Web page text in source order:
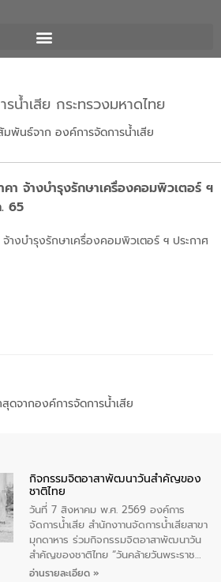
น้ำเสีย กระทรวงมหาดไทย
มพันธ์จาก องค์การจัดการน้ำเสีย
คา จ้างบำรุงรักษาเครื่องคอมพิวเตอร์ ฯ
65
จ้างบำรุงรักษาเครื่องคอมพิวเตอร์ ฯ ประกาศ
สุดจากองค์การจัดการน้ำเสีย
กิจกรรมจิตอาสาพัฒนาวันสําคัญของ
ชาติไทย
วันที่ 7 สิงหาคม พ.ศ. 2569 องค์การ
จัดการน้ำเสีย สำนักงาานจัดการน้ำเสียสาขา
มุกดาหาร ร่วมกิจกรรมจิตอาสาพัฒนาวัน
สําคัญของชาติไทย “วันคล้ายวันพระราช
สมภพ สมเด็จพระนางเจ้าสิริกิติ์พระบรม
อ่านรายละเอียด »